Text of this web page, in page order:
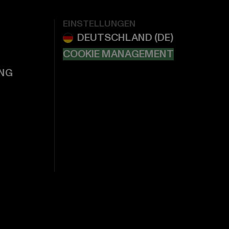
EINSTELLUNGEN
COOKIE MANAGEMENT